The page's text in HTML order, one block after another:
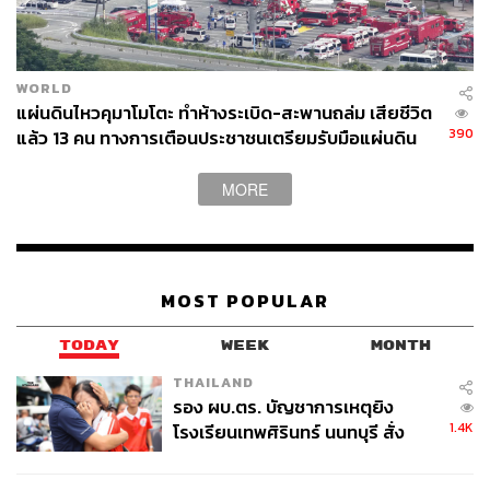
WORLD
แผ่นดินไหวคุมาโมโตะ ทำห้างระเบิด-สะพานถล่ม เสียชีวิต
แล้ว 13 คน ทางการเตือนประชาชนเตรียมรับมือแผ่นดิน
390
MORE
MOST POPULAR
TODAY WEEK MONTH
THAILAND
รอง ผบ.ตร. บัญชาการเหตุยิง
โรงเรียนเทพศิรินทร์ นนทบุรี สั่ง
1.4K